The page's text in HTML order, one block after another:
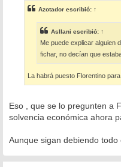
s
aAzotador escribió: ↑
Asllani escribió: ↑
Me puede explicar alguien
fichar, no decían que
La habrá puesto Florentino
Eso , que se lo pregunten a
solvencia económica ahora
Aunque sigan debiendo todo